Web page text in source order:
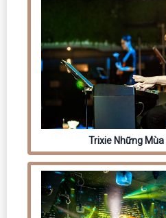
Trixie Những